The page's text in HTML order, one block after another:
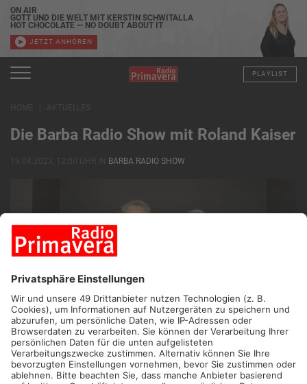
ON AIR
GOTT UND DIE WELT MIT KERSTIN SCHWITALLA
HOT CHOCOLATE — NO DOUBT ABOUT IT
JETZT ANHÖREN
PLAYLIST
Die Barba Radio Show mit Roland Kaiser
BARBA RADIO SHOW